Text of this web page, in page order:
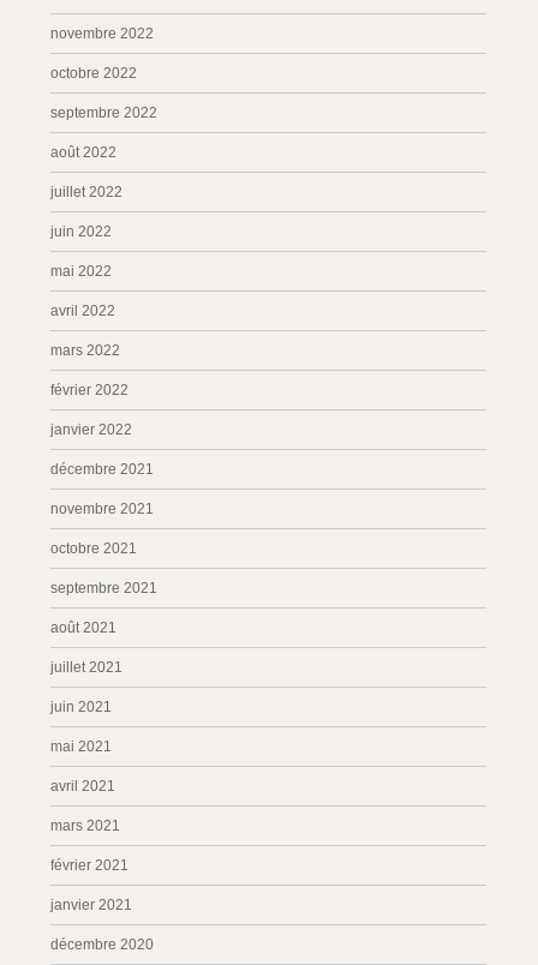
novembre 2022
octobre 2022
septembre 2022
août 2022
juillet 2022
juin 2022
mai 2022
avril 2022
mars 2022
février 2022
janvier 2022
décembre 2021
novembre 2021
octobre 2021
septembre 2021
août 2021
juillet 2021
juin 2021
mai 2021
avril 2021
mars 2021
février 2021
janvier 2021
décembre 2020